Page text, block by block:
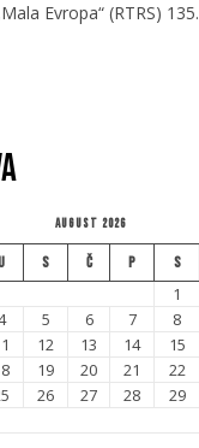
Evropa“ (RTRS) 135.
August 2026
S Č P S
1
5 6 7 8
12 13 14 15
19 20 21 22
26 27 28 29